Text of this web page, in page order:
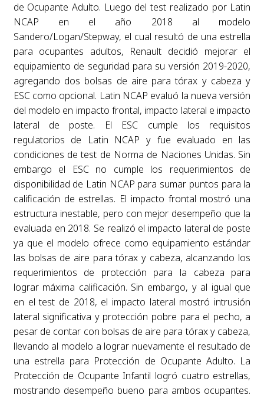
de Ocupante Adulto. Luego del test realizado por Latin
NCAP en el año 2018 al modelo
Sandero/Logan/Stepway, el cual resultó de una estrella
para ocupantes adultos, Renault decidió mejorar el
equipamiento de seguridad para su versión 2019-2020,
agregando dos bolsas de aire para tórax y cabeza y
ESC como opcional. Latin NCAP evaluó la nueva versión
del modelo en impacto frontal, impacto lateral e impacto
lateral de poste. El ESC cumple los requisitos
regulatorios de Latin NCAP y fue evaluado en las
condiciones de test de Norma de Naciones Unidas. Sin
embargo el ESC no cumple los requerimientos de
disponibilidad de Latin NCAP para sumar puntos para la
calificación de estrellas. El impacto frontal mostró una
estructura inestable, pero con mejor desempeño que la
evaluada en 2018. Se realizó el impacto lateral de poste
ya que el modelo ofrece como equipamiento estándar
las bolsas de aire para tórax y cabeza, alcanzando los
requerimientos de protección para la cabeza para
lograr máxima calificación. Sin embargo, y al igual que
en el test de 2018, el impacto lateral mostró intrusión
lateral significativa y protección pobre para el pecho, a
pesar de contar con bolsas de aire para tórax y cabeza,
llevando al modelo a lograr nuevamente el resultado de
una estrella para Protección de Ocupante Adulto. La
Protección de Ocupante Infantil logró cuatro estrellas,
mostrando desempeño bueno para ambos ocupantes.